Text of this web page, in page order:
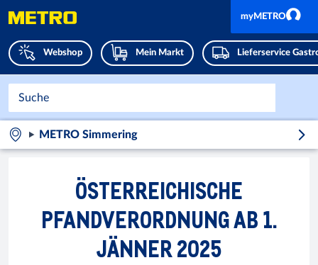
Webshop Mein Markt Lieferservice
myMETRO
METRO Simmering
ÖSTERREICHISCHE
PFANDVERORDNUNG AB 1.
JÄNNER 2025